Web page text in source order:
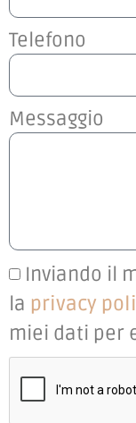
Telefono
Messaggio
Inviando il
la privacy
miei dati per